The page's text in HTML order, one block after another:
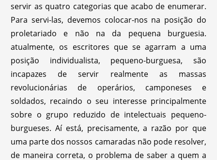
servir as quatro categorias que acabo de enumerar.
Para servi-las, devemos colocar-nos na posição do
proletariado e não na da pequena burguesia.
atualmente, os escritores que se agarram a uma
posição individualista, pequeno-burguesa, são
incapazes de servir realmente as massas
revolucionárias de operários, camponeses e
soldados, recaindo o seu interesse principalmente
sobre o grupo reduzido de intelectuais pequeno-
burgueses. Aí está, precisamente, a razão por que
uma parte dos nossos camaradas não pode resolver,
de maneira correta, o problema de saber a quem a